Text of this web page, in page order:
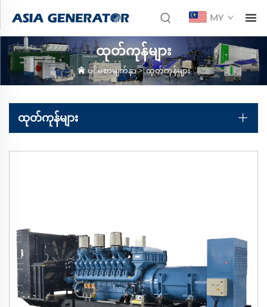
MY
ထုတ်ကုန်များ
ပင်မစာမျက်နှာ>ထုတ်ကုန်များ
ထုတ်ကုန်များ